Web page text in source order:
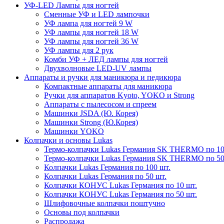
УФ-LED Лампы для ногтей
Сменные УФ и LED лампочки
УФ лампа для ногтей 9 W
УФ лампы для ногтей 18 W
УФ лампы для ногтей 36 W
УФ лампы для 2 рук
Комби УФ + ЛЕД лампы для ногтей
Двухволновые LED-UV лампы
Аппараты и ручки для маникюра и педикюра
Компактные аппараты для маникюра
Ручки для аппаратов Kyoto, YOKO и Strong
Аппараты с пылесосом и спреем
Машинки JSDA (Ю. Корея)
Машинки Strong (Ю.Корея)
Машинки YOKO
Колпачки и основы Lukas
Термо-колпачки Lukas Германия SK THERMO по
Термо-колпачки Lukas Германия SK THERMO по
Колпачки Lukas Германия по 100 шт.
Колпачки Lukas Германия по 50 шт.
Колпачки КОНУС Lukas Германия по 10 шт.
Колпачки КОНУС Lukas Германия по 50 шт.
Шлифовочные колпачки поштучно
Основы под колпачки
Распродажа